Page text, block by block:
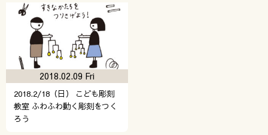
2018.2/18（日） こども彫刻
教室 ふわふわ動く彫刻をつく
ろう
2018.02.09 Fri